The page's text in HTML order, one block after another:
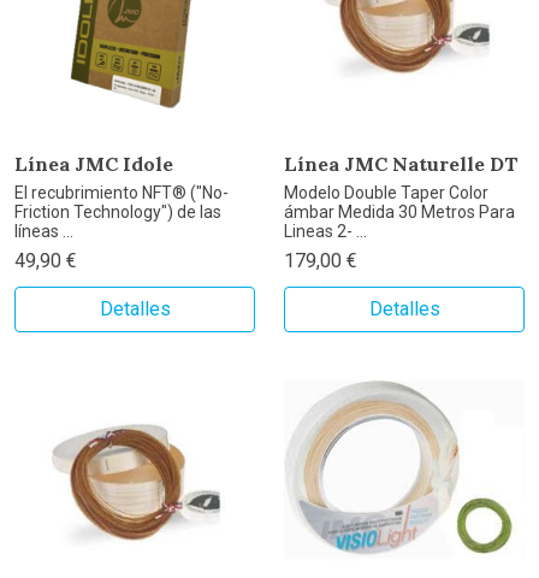
Línea JMC Idole
El recubrimiento NFT® ("No-
Friction Technology") de las
líneas ...
49,90 €
Detalles
Línea JMC Naturelle DT
Modelo Double Taper Color
ámbar Medida 30 Metros Para
Lineas 2- ...
179,00 €
Detalles